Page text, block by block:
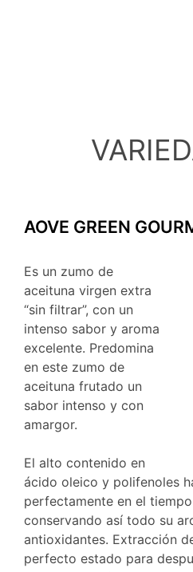
AOVE GREEN
Es un zumo de
aceituna virgen extra
“sin filtrar”, con un
intenso sabor y aroma
excelente. Predomina
en este zumo de
aceituna frutado un
sabor intenso y con
amargor.
El alto contenido en
ácido oleico y polifenoles
perfectamente en el
conservando así todo su
antioxidantes. Extracción
perfecto estado para